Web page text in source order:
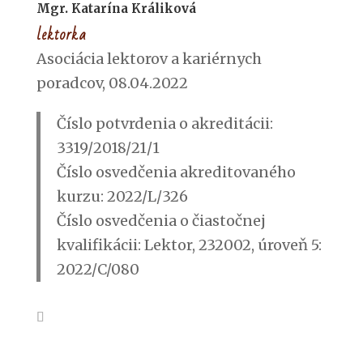
Mgr. Katarína Králiková
lektorka
Asociácia lektorov a kariérnych
poradcov, 08.04.2022
Číslo potvrdenia o akreditácii:
3319/2018/21/1
Číslo osvedčenia akreditovaného
kurzu: 2022/L/326
Číslo osvedčenia o čiastočnej
kvalifikácii: Lektor, 232002, úroveň 5:
2022/C/080